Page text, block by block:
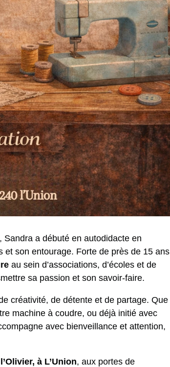
a débuté en autodidacte en
et son entourage. Forte de près de 15 ans
au sein d’associations, d’écoles et de
sa passion et son savoir-faire.
créativité, de détente et de partage. Que
machine à coudre, ou déjà initié avec
avec bienveillance et attention,
à L’Union, aux portes de